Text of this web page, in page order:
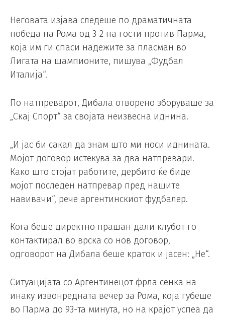
Неговата изјава следеше по драматичната
победа на Рома од 3-2 на гости против Парма,
која им ги спаси надежите за пласман во
Лигата на шампионите, пишува „Фудбал
Италија“.
По натпреварот, Дибала отворено зборуваше за
„Скај Спорт“ за својата неизвесна иднина.
„И јас би сакал да знам што ми носи иднината.
Мојот договор истекува за два натпревари.
Како што стојат работите, дербито ќе биде
мојот последен натпревар пред нашите
навивачи“, рече аргентинскиот фудбалер.
Кога беше директно прашан дали клубот го
контактирал во врска со нов договор,
одговорот на Дибала беше краток и јасен: „Не“.
Ситуацијата со Аргентинецот фрла сенка на
инаку извонредната вечер за Рома, која губеше
во Парма до 93-та минута, но на крајот успеа да